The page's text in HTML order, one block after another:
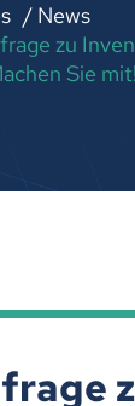
News
zu
Sie mit!